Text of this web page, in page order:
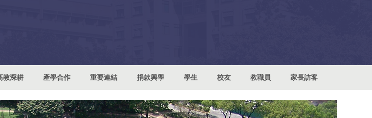
教深耕 產學合作 重要連結 捐款興學 學生 校友 教職員 家長訪客